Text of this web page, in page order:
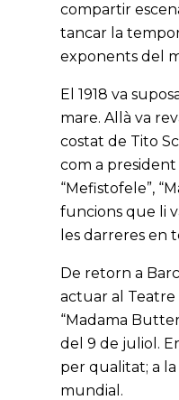
compartir
tancar la
exponents del
El 1918 va
mare. Allà va
costat de Tito
com a president
“Mefistofele”,
funcions que li
les darreres en
De retorn a
actuar al Teatre
“Madama
del 9 de juliol.
per qualitat; a
mundial.